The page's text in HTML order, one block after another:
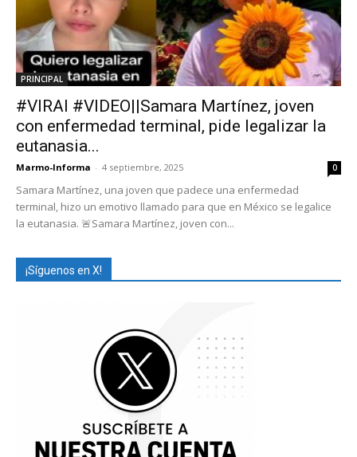
PRINCIPAL
#VIRAl #VIDEO||Samara Martínez, joven
con enfermedad terminal, pide legalizar la
eutanasia...
Marmo-Informa - 4 septiembre, 2025 0
Samara Martínez, una joven que padece una enfermedad
terminal, hizo un emotivo llamado para que en México se legalice
la eutanasia. 🚨Samara Martínez, joven con...
¡Síguenos en X!